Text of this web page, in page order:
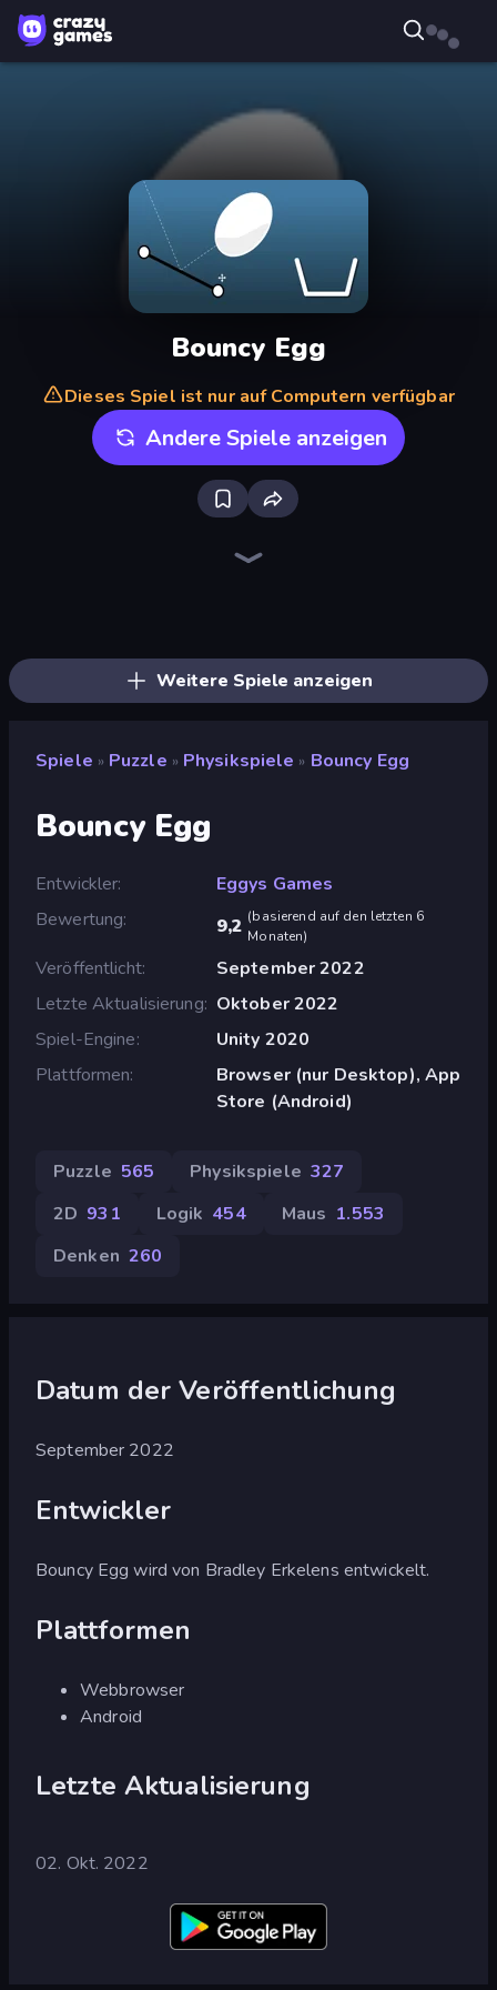
Bouncy Egg
Dieses Spiel ist nur auf Computern verfügbar
Andere Spiele anzeigen
Weitere Spiele anzeigen
Spiele » Puzzle » Physikspiele » Bouncy Egg
Bouncy Egg
Entwickler
Eggys Games
Bewertung
9,2 (basierend auf den letzten 6
Monaten)
Veröffentlicht
September 2022
Letzte Aktualisierung Oktober 2022
Spiel-Engine
Unity 2020
Plattformen
Browser (nur Desktop), App
Store (Android)
Puzzle 565 Physikspiele 327
2D 931 Logik 454 Maus 1.553
Denken 260
Datum der Veröffentlichung
September 2022
Entwickler
Bouncy Egg wird von Bradley Erkelens entwickelt.
Plattformen
Webbrowser
Android
Letzte Aktualisierung
02. Okt. 2022